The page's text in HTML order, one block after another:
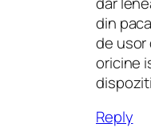
din
de usor
oricine
Reply